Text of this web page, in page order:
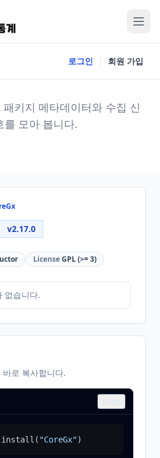
로그인 회원 가입
패키지 메타데이터와 수집 신
를 모아 봅니다.
v2.17.0
LicenseGPL (>= 3)
없습니다.
로 복사합니다.
install ( "CoreGx")